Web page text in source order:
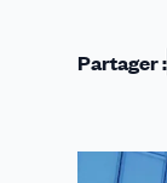
Partager :